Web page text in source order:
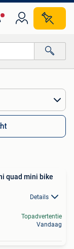
quad mini bike
Details
Topadvertentie
Vandaag